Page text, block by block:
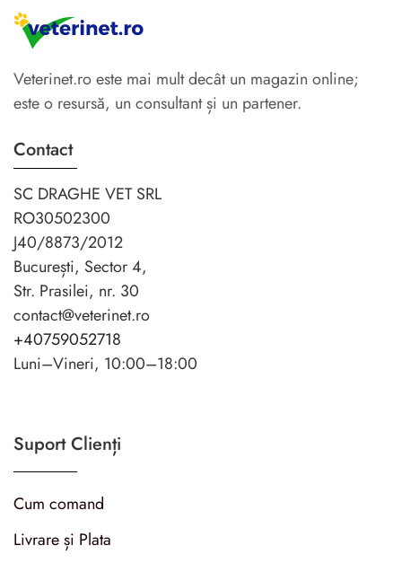
Veterinet.ro este mai mult decât un magazin online;
este o resursă, un consultant și un partener.
Contact
SC DRAGHE VET SRL
RO30502300
J40/8873/2012
București, Sector 4,
Str. Prasilei, nr. 30
contact@veterinet.ro
+40759052718
Luni–Vineri, 10:00–18:00
Suport Clienți
Cum comand
Livrare și Plata